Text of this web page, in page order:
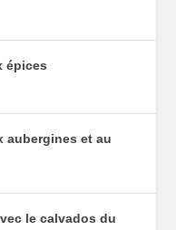
épices
aubergines et au
le calvados du